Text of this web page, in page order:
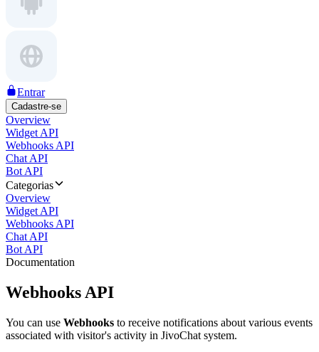
Entrar
Cadastre-se
Overview
Widget API
Webhooks API
Chat API
Bot API
Categorias
Overview
Widget API
Webhooks API
Chat API
Bot API
Documentation
Webhooks API
You can use Webhooks to receive notifications about various events
associated with visitor's activity in JivoChat system.